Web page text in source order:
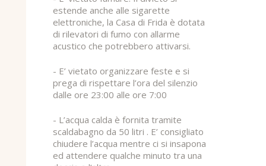
estende anche alle sigarette
elettroniche, la Casa di Frida è dotata
di rilevatori di fumo con allarme
acustico che potrebbero attivarsi.
- E’ vietato organizzare feste e si
prega di rispettare l’ora del silenzio
dalle ore 23:00 alle ore 7:00
- L’acqua calda è fornita tramite
scaldabagno da 50 litri . E’ consigliato
chiudere l’acqua mentre ci si insapona
ed attendere qualche minuto tra una